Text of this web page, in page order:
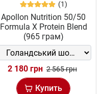
(1)
Apollon Nutrition 50/50
Formula X Protein Blend
(965 грам)
2 180 грн 2 565 грн
Купить